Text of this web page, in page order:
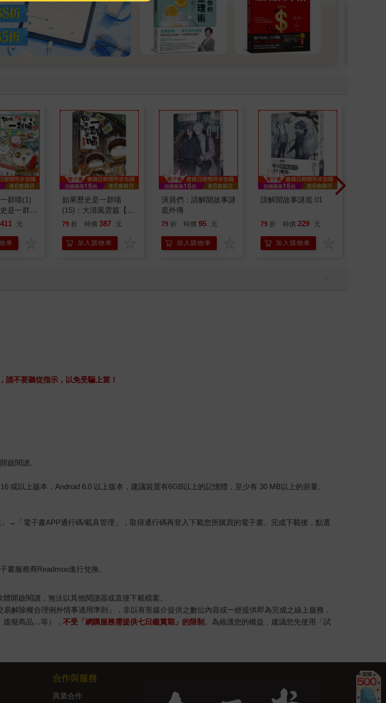
群喵(1)
是一群
力作，附
411 元
車
如果歷史是一群喵
(15)：大清風雲篇【萌
貓漫畫學歷史】
79 折 特價 387 元
加入購物車
演員們：請解開故事謎
底外傳
79 折 特價 95 元
加入購物車
請解開故事謎底 01
79 折 特價 229 元
加入購物車
不要聽從指示，以免受騙上當！
啟閱讀。
或以上版本，Android 6.0 以上版本，建議裝置有6GB以上的記憶體，至少有 30 MB以上的容量。
→「電子書APP通行碼/載具管理」，取得通行碼再登入下載您所購買的電子書。完成下載後，點選
服務商Readmoo進行兌換。
開啟閱讀，無法以其他閱讀器或直接下載檔案。
解除權合理例外情事適用準則」，非以有形媒介提供之數位內容或一經提供即為完成之線上服務，
虛擬商品…等）， 不受「網購服務需提供七日鑑賞期」的限制 。為維護您的權益，建議您先使用「試
合作與服務
異業合作